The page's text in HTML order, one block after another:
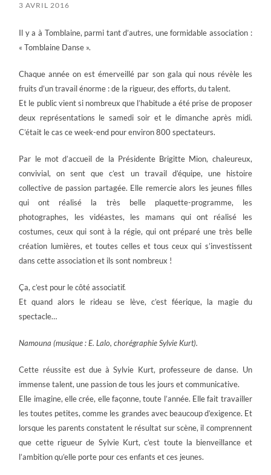
3 AVRIL 2016
Il y a à Tomblaine, parmi tant d’autres, une formidable association :
« Tomblaine Danse ».
Chaque année on est émerveillé par son gala qui nous révèle les
fruits d’un travail énorme : de la rigueur, des efforts, du talent.
Et le public vient si nombreux que l’habitude a été prise de proposer
deux représentations le samedi soir et le dimanche après midi.
C’était le cas ce week-end pour environ 800 spectateurs.
Par le mot d’accueil de la Présidente Brigitte Mion, chaleureux,
convivial, on sent que c’est un travail d’équipe, une histoire
collective de passion partagée. Elle remercie alors les jeunes filles
qui ont réalisé la très belle plaquette-programme, les
photographes, les vidéastes, les mamans qui ont réalisé les
costumes, ceux qui sont à la régie, qui ont préparé une très belle
création lumières, et toutes celles et tous ceux qui s’investissent
dans cette association et ils sont nombreux !
Ça, c’est pour le côté associatif.
Et quand alors le rideau se lève, c’est féerique, la magie du
spectacle…
Namouna (musique : E. Lalo, chorégraphie Sylvie Kurt).
Cette réussite est due à Sylvie Kurt, professeure de danse. Un
immense talent, une passion de tous les jours et communicative.
Elle imagine, elle crée, elle façonne, toute l’année. Elle fait travailler
les toutes petites, comme les grandes avec beaucoup d’exigence. Et
lorsque les parents constatent le résultat sur scène, il comprennent
que cette rigueur de Sylvie Kurt, c’est toute la bienveillance et
l’ambition qu’elle porte pour ces enfants et ces jeunes.